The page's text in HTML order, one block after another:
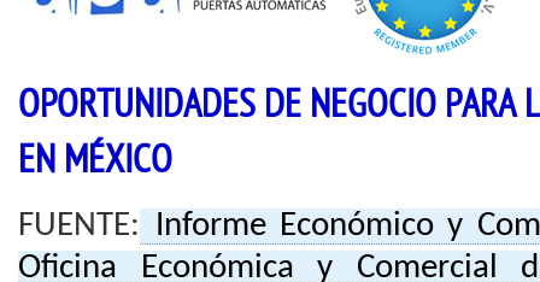
OPORTUNIDADES DE NEGOCIO PARA
EN MÉXICO
FUENTE: Informe Económico y
Oficina Económica y Comercial